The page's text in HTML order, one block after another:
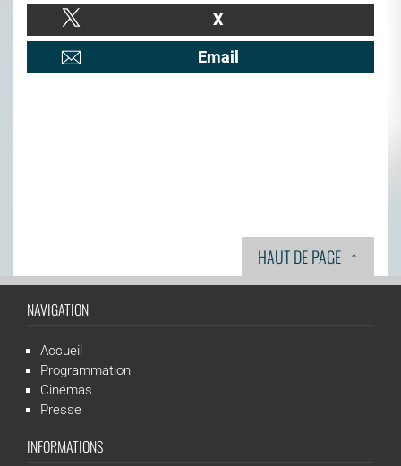
X
Email
HAUT DE PAGE ↑
NAVIGATION
Accueil
Programmation
Cinémas
Presse
INFORMATIONS